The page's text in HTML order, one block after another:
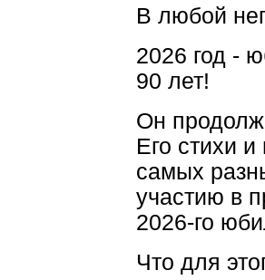
В любой
2026 год -
90 лет!
Он
Его стихи
самых
участию в
2026-го
Что для